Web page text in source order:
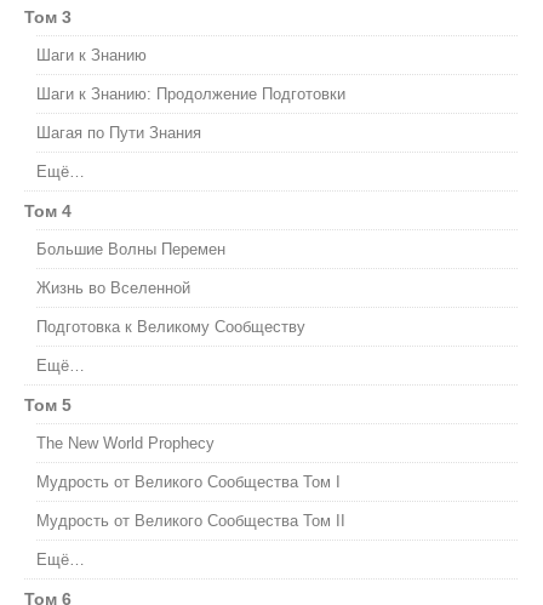
Том 3
Шаги к Знанию
Шаги к Знанию: Продолжение Подготовки
Шагая по Пути Знания
Ещё…
Том 4
Большие Волны Перемен
Жизнь во Вселенной
Подготовка к Великому Сообществу
Ещё…
Том 5
The New World Prophecy
Мудрость от Великого Сообщества Том I
Мудрость от Великого Сообщества Том II
Ещё…
Том 6